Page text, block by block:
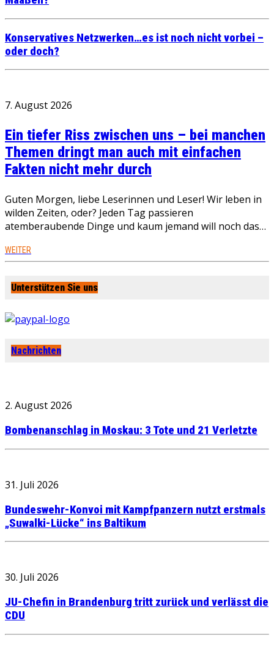
Konservatives Netzwerken…es ist noch nicht vorbei –
oder doch?
7. August 2026
Ein tiefer Riss zwischen uns – bei manchen
Themen dringt man auch mit einfachen
Fakten nicht mehr durch
Guten Morgen, liebe Leserinnen und Leser! Wir leben in
wilden Zeiten, oder? Jeden Tag passieren
atemberaubende Dinge und kaum jemand will noch das…
WEITER
Unterstützen Sie uns
Nachrichten
2. August 2026
Bombenanschlag in Moskau: 3 Tote und 21 Verletzte
31. Juli 2026
Bundeswehr-Konvoi mit Kampfpanzern nutzt erstmals
„Suwalki-Lücke“ ins Baltikum
30. Juli 2026
JU-Chefin in Brandenburg tritt zurück und verlässt die
CDU